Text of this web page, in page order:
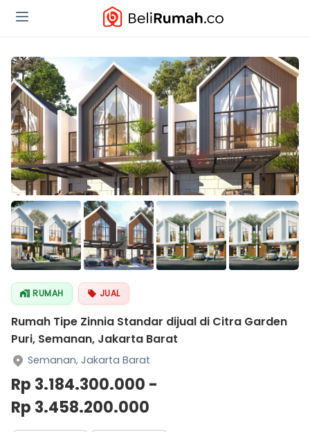
RUMAH JUAL
Rumah Tipe Zinnia Standar dijual di Citra Garden
Puri, Semanan, Jakarta Barat
Semanan, Jakarta Barat
Rp 3.184.300.000 -
Rp 3.458.200.000